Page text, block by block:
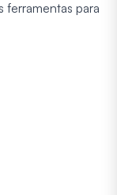
ferramentas para